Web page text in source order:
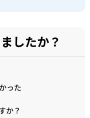
したか？
った
か？